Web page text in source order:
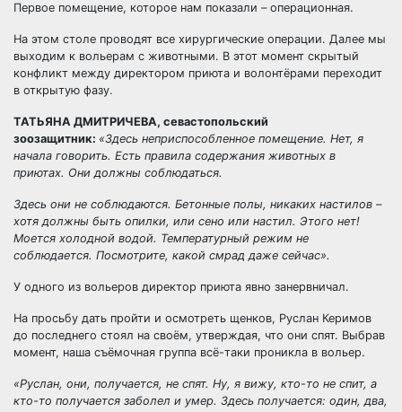
Первое помещение, которое нам показали – операционная.
На этом столе проводят все хирургические операции. Далее мы
выходим к вольерам с животными. В этот момент скрытый
конфликт между директором приюта и волонтёрами переходит
в открытую фазу.
ТАТЬЯНА ДМИТРИЧЕВА, севастопольский
зоозащитник: «Здесь неприспособленное помещение. Нет, я
начала говорить. Есть правила содержания животных в
приютах. Они должны соблюдаться.
Здесь они не соблюдаются. Бетонные полы, никаких настилов –
хотя должны быть опилки, или сено или настил. Этого нет!
Моется холодной водой. Температурный режим не
соблюдается. Посмотрите, какой смрад даже сейчас».
У одного из вольеров директор приюта явно занервничал.
На просьбу дать пройти и осмотреть щенков, Руслан Керимов
до последнего стоял на своём, утверждая, что они спят. Выбрав
момент, наша съёмочная группа всё-таки проникла в вольер.
«Руслан, они, получается, не спят. Ну, я вижу, кто-то не спит, а
кто-то получается заболел и умер. Здесь получается: один, два,